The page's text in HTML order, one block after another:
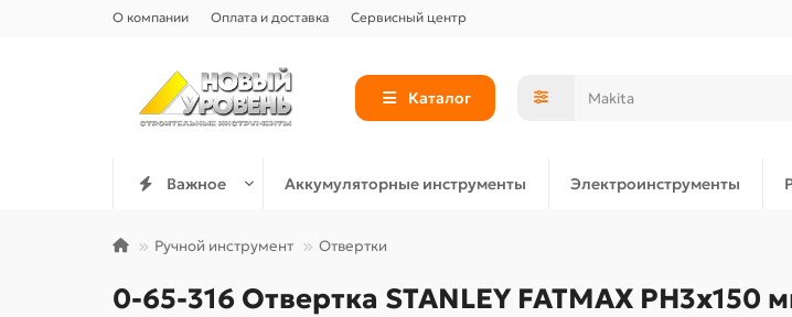
О компании Оплата и доставка Сервисный центр
Каталог
Важное Аккумуляторные инструменты Электроинструменты
Ручной инструмент Отвертки
0-65-316 Отвертка STANLEY FATMAX PH3х150